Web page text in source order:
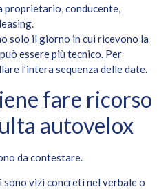
conducente,
solo il giorno in cui ricevono la
essere più tecnico. Per
l’intera sequenza delle date.
fare ricorso
autovelox
da contestare.
sono vizi concreti nel verbale o